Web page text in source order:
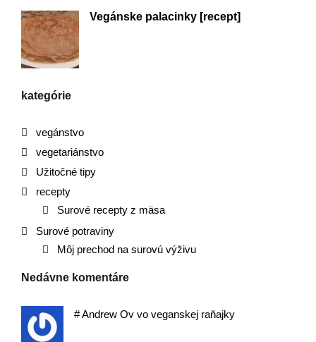
Vegánske palacinky [recept]
kategórie
vegánstvo
vegetariánstvo
Užitočné tipy
recepty
Surové recepty z mäsa
Surové potraviny
Môj prechod na surovú výživu
Nedávne komentáre
#Andrew Ov vo veganskej raňajky